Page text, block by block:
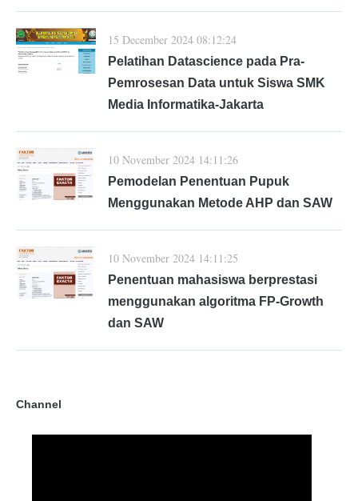
15 December 2024 08:12:24
Pelatihan Datascience pada Pra-
Pemrosesan Data untuk Siswa SMK
Media Informatika-Jakarta
10 November 2024 14:11:26
Pemodelan Penentuan Pupuk
Menggunakan Metode AHP dan SAW
10 November 2024 14:11:25
Penentuan mahasiswa berprestasi
menggunakan algoritma FP-Growth
dan SAW
Channel